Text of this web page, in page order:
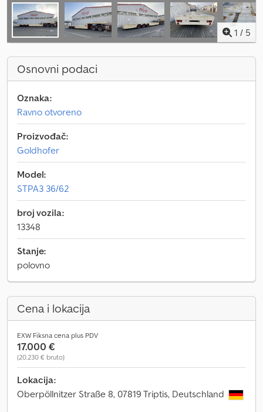
1 / 5
Osnovni podaci
Oznaka:
Ravno otvoreno
Proizvođač:
Goldhofer
Model:
STPA3 36/62
broj vozila:
13348
Stanje:
polovno
Cena i lokacija
EXW Fiksna cena plus PDV
17.000 €
(20.230 € bruto)
Lokacija:
Oberpöllnitzer Straße 8, 07819 Triptis, Deutschland